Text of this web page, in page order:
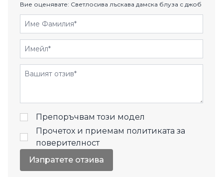
Вие оценявате: Светлосива лъскава дамска блуза с джоб
Име Фамилия
Имейл
Отзиви
Препоръчвам този модел
Прочетох и приемам политиката за
поверителност
Изпратете отзива